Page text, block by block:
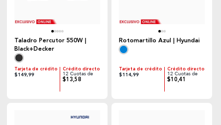
Taladro Percutor 550W |
Black+Decker
Tarjeta de crédito
$149,99
Crédito directo
12 Cuotas de
$13,58
Rotomartillo Azul | Hyundai
Tarjeta de crédito
$114,99
Crédito directo
12 Cuotas de
$10,41